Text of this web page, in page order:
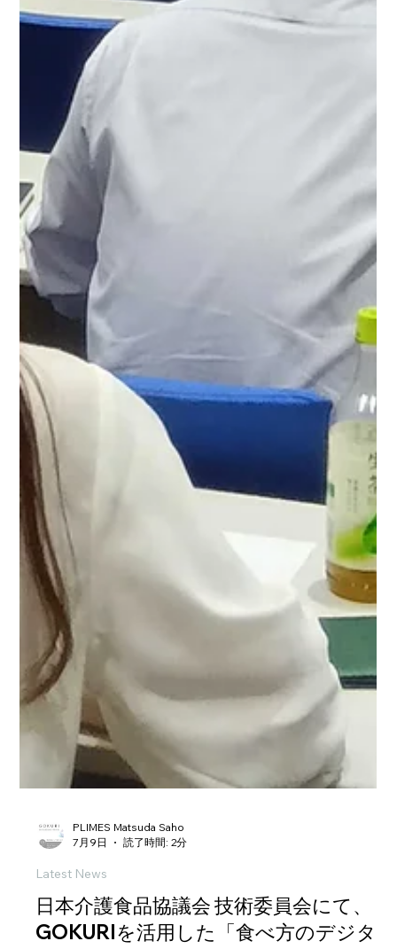
7月9日
Latest News